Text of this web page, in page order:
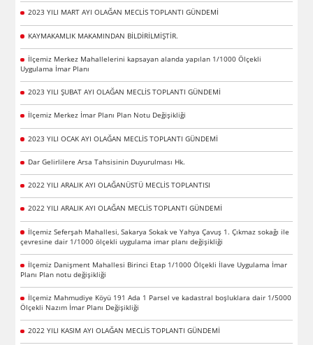
2023 YILI MART AYI OLAĞAN MECLİS TOPLANTI GÜNDEMİ
KAYMAKAMLIK MAKAMINDAN BİLDİRİLMİŞTİR.
İlçemiz Merkez Mahallelerini kapsayan alanda yapılan 1/1000 Ölçekli
Uygulama İmar Planı
2023 YILI ŞUBAT AYI OLAĞAN MECLİS TOPLANTI GÜNDEMİ
İlçemiz Merkez İmar Planı Plan Notu Değişikliği
2023 YILI OCAK AYI OLAĞAN MECLİS TOPLANTI GÜNDEMİ
Dar Gelirlilere Arsa Tahsisinin Duyurulması Hk.
2022 YILI ARALIK AYI OLAĞANÜSTÜ MECLİS TOPLANTISI
2022 YILI ARALIK AYI OLAĞAN MECLİS TOPLANTI GÜNDEMİ
İlçemiz Seferşah Mahallesi, Sakarya Sokak ve Yahya Çavuş 1. Çıkmaz sokağı ile
çevresine dair 1/1000 ölçekli uygulama imar planı değişikliği
İlçemiz Danişment Mahallesi Birinci Etap 1/1000 Ölçekli İlave Uygulama İmar
Planı Plan notu değişikliği
İlçemiz Mahmudiye Köyü 191 Ada 1 Parsel ve kadastral boşluklara dair 1/5000
Ölçekli Nazım İmar Planı Değişikliği
2022 YILI KASIM AYI OLAĞAN MECLİS TOPLANTI GÜNDEMİ